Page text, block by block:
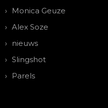
Monica Geuze
Alex Soze
nieuws
Slingshot
Parels